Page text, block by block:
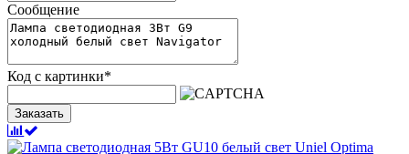
Сообщение
Код с картинки*
Заказать